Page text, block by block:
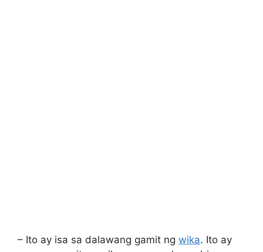
– Ito ay isa sa dalawang gamit ng wika. Ito ay